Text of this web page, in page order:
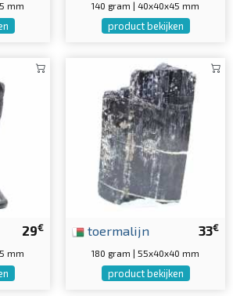
mm 140 gram | 40x40x45 mm
product bekijken
29€
mm
33€
toermalijn
180 gram | 55x40x40 mm
product bekijken